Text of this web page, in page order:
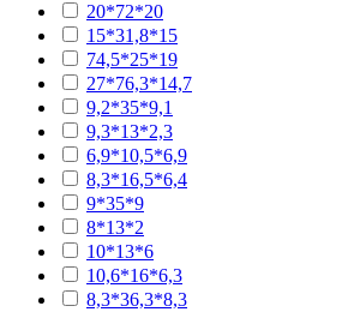
20*72*20
15*31,8*15
74,5*25*19
27*76,3*14,7
9,2*35*9,1
9,3*13*2,3
6,9*10,5*6,9
8,3*16,5*6,4
9*35*9
8*13*2
10*13*6
10,6*16*6,3
8,3*36,3*8,3